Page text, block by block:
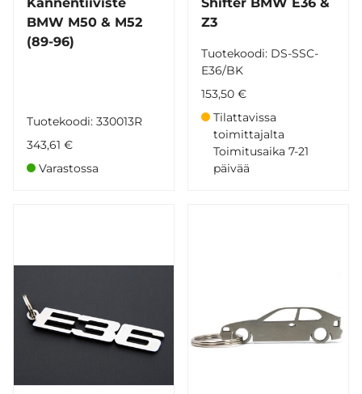
BMW M50 & M52
(89-96)
Tuotekoodi: 330013R
343,61 €
Varastossa
Z3
Tuotekoodi: DS-SSC-
E36/BK
153,50 €
Tilattavissa
toimittajalta
Toimitusaika 7-21
päivää